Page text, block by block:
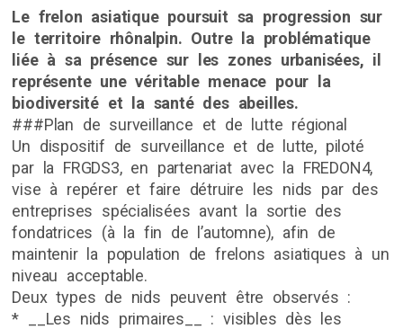
Le frelon asiatique poursuit sa progression sur
le territoire rhônalpin. Outre la problématique
liée à sa présence sur les zones urbanisées, il
représente une véritable menace pour la
biodiversité et la santé des abeilles.
###Plan de surveillance et de lutte régional
Un dispositif de surveillance et de lutte, piloté
par la FRGDS3, en partenariat avec la FREDON4,
vise à repérer et faire détruire les nids par des
entreprises spécialisées avant la sortie des
fondatrices (à la fin de l’automne), afin de
maintenir la population de frelons asiatiques à un
niveau acceptable.
Deux types de nids peuvent être observés :
* __Les nids primaires__ : visibles dès les